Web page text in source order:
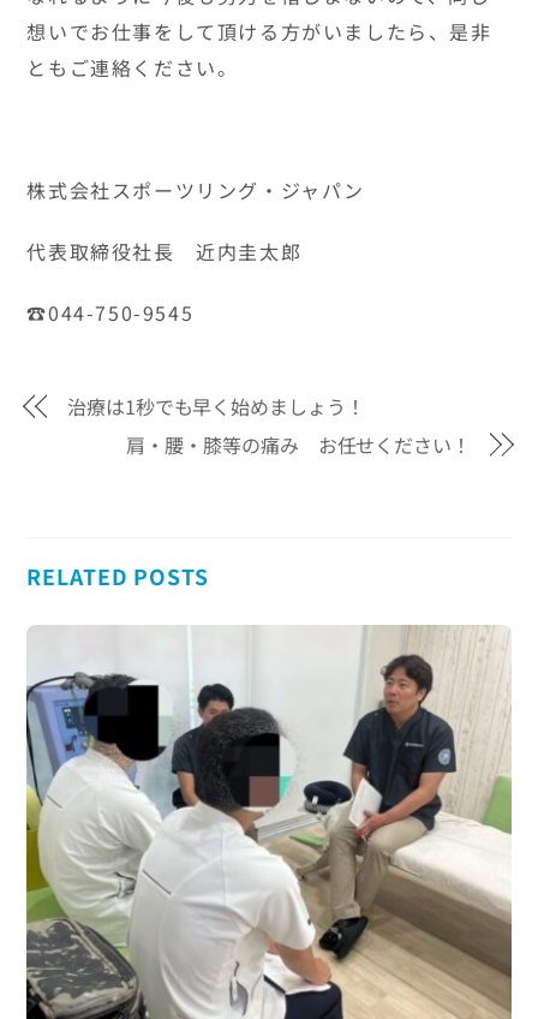
想いでお仕事をして頂ける方がいましたら、是非
ともご連絡ください。
株式会社スポーツリング・ジャパン
代表取締役社長 近内圭太郎
☎044-750-9545
治療は1秒でも早く始めましょう！
肩・腰・膝等の痛み お任せください！
RELATED POSTS